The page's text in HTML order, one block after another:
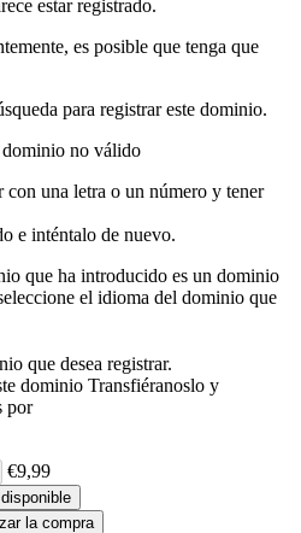
estar registrado.
es posible que tenga que
para registrar este dominio.
no válido
con una letra o un número y tener
e inténtalo de nuevo.
que ha introducido es un dominio
el idioma del dominio que
que desea registrar.
dominio Transfiéranoslo y
por
€9,99
la compra